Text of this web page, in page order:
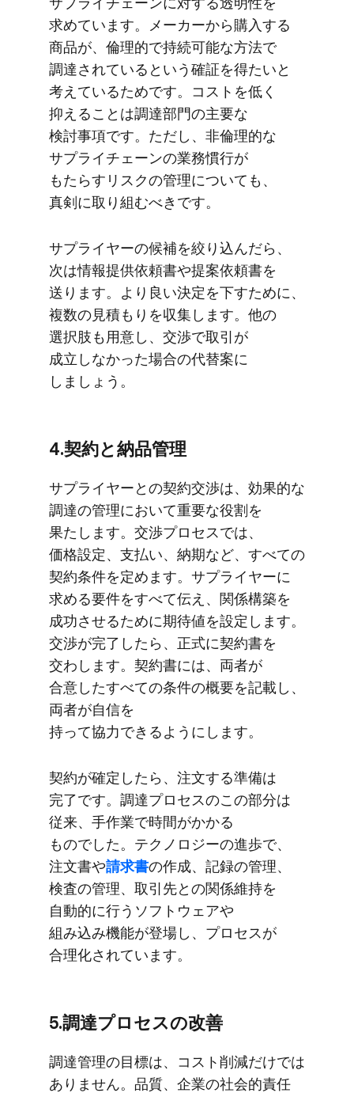
求めています。​メーカーから​購入する​
商品が、​倫理的で​持続可能な​方法で​
調達されていると​いう​確証を​得たいと​
考えている​ためです。​コストを​低く​
抑える​ことは​調達部門の​主要な​
検討事項です。​ただし、​非倫理的な​
サプライチェーンの​業務慣行が​
もたらすリスクの​管理に​ついても、​
真剣に​取り組むべきです。
サプライヤーの​候補を​絞り込んだら、​
次は​情報提供依頼書や​提案依頼書を​
送ります。​より​良い​決定を​下すために、​
複数の​見積もりを​収集します。​他の​
選択肢も​用意し、​交渉で​取引が​
成立しなかった​場合の​代替案に​
しましょう。
4.契約と​納品管理
サプライヤーとの​契約交渉は、​効果的な​
調達の​管理に​おいて​重要な​役割を​
果たします。​交渉プロセスでは、​
価格設定、​支払い、​納期など、​すべての​
契約条件を​定めます。​サプライヤーに​
求める​要件を​すべて​伝え、​関係​構築を​
成功させる​ために​期待値を​設定します。​
交渉が​完了したら、​正式に​契約書を​
交わします。​契約書には、​両者が​
合意した​すべての​条件の​概要を​記載し、​
両者が​自信を​
持って協力できるようにします。
契約が​確定したら、​注文する​準備は​
完了です。​調達プロセスの​この​部分は​
従来、​手作業で​時間が​かかる​
ものでした。​テクノロジーの​進歩で、​
注文書や​請求書の​作成、​記録の​管理、​
検査の​管理、​取引先との​関係​維持を​
自動的に​行う​ソフトウェアや​
組み込み機能が​登場し、​プロセスが​
合理化されています。
5.調達プロセスの​改善
調達管理の​目標は、​コスト削減だけでは​
ありません。​品質、​企業の​社会的責任​